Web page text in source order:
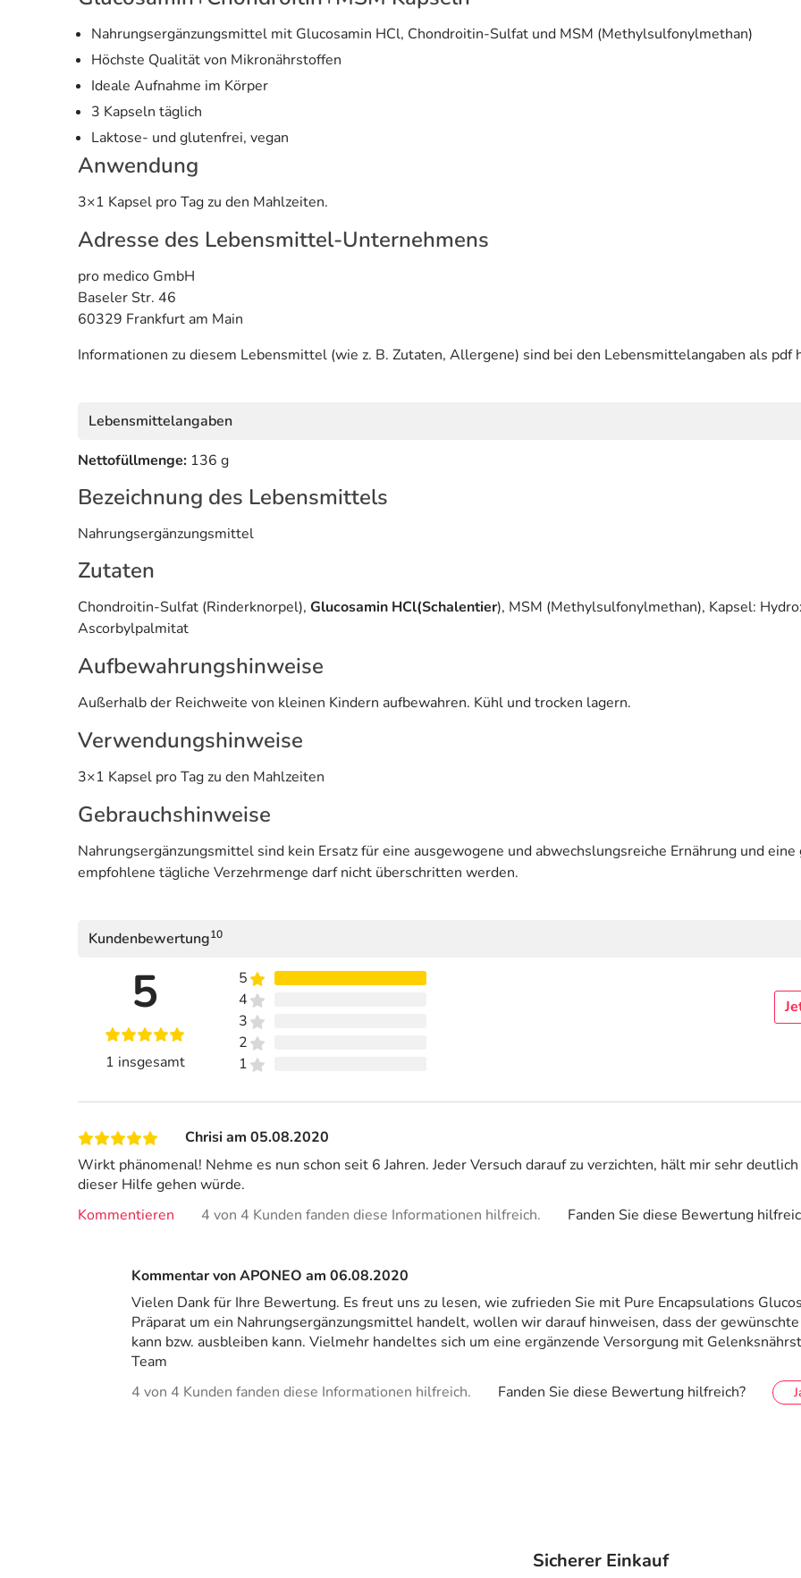
Nahrungsergänzungsmittel mit Glucosamin HCl, Chondroitin-Sulfat und MSM (Methylsulfonylmethan)
Höchste Qualität von Mikronährstoffen
Ideale Aufnahme im Körper
3 Kapseln täglich
Laktose- und glutenfrei, vegan
Anwendung
3×1 Kapsel pro Tag zu den Mahlzeiten.
Adresse des Lebensmittel-Unternehmens
pro medico GmbH
Baseler Str. 46
60329 Frankfurt am Main
Informationen zu diesem Lebensmittel (wie z. B. Zutaten, Allergene) sind bei den Lebensmittelangaben als pdf
Lebensmittelangaben
Nettofüllmenge: 136 g
Bezeichnung des Lebensmittels
Nahrungsergänzungsmittel
Zutaten
Chondroitin-Sulfat (Rinderknorpel), Glucosamin HCl(Schalentier), MSM (Methylsulfonylmethan), Kapsel:
Ascorbylpalmitat
Aufbewahrungshinweise
Außerhalb der Reichweite von kleinen Kindern aufbewahren. Kühl und trocken lagern.
Verwendungshinweise
3×1 Kapsel pro Tag zu den Mahlzeiten
Gebrauchshinweise
Nahrungsergänzungsmittel sind kein Ersatz für eine ausgewogene und abwechslungsreiche Ernährung und
empfohlene tägliche Verzehrmenge darf nicht überschritten werden.
Kundenbewertung10
5
1 insgesamt
5
4
3
2
1
Chrisi am 05.08.2020
Wirkt phänomenal! Nehme es nun schon seit 6 Jahren. Jeder Versuch darauf zu verzichten, hält mir sehr
dieser Hilfe gehen würde.
Kommentieren
4 von 4 Kunden fanden diese Informationen hilfreich. Fanden Sie diese Bewertung
Kommentar von APONEO am 06.08.2020
Vielen Dank für Ihre Bewertung. Es freut uns zu lesen, wie zufrieden Sie mit Pure Encapsulations
Präparat um ein Nahrungsergänzungsmittel handelt, wollen wir darauf hinweisen, dass der
kann bzw. ausbleiben kann. Vielmehr handeltes sich um eine ergänzende Versorgung mit
Team
4 von 4 Kunden fanden diese Informationen hilfreich.
Fanden Sie diese Bewertung hilfreich?
Sicherer Einkauf